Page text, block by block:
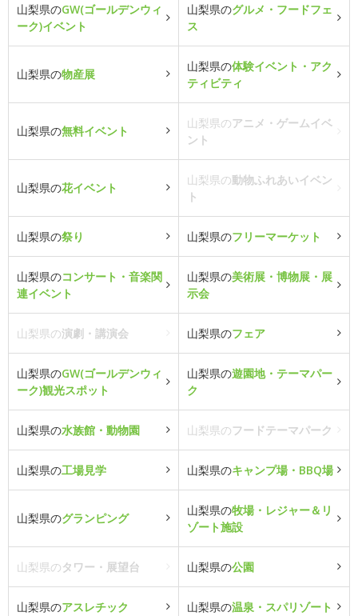
山梨県のGW(ゴールデンウィ
ーク)イベント
山梨県のグルメ・フードフェ
ス
山梨県の物産展
山梨県の体験イベント・アク
ティビティ
山梨県の無料イベント
山梨県のアニメ・ゲームイベ
ント
山梨県の花イベント
山梨県の動物ふれあいイベン
ト
山梨県の祭り 山梨県のフリーマーケット
山梨県のコンサート・音楽関
連イベント
山梨県の美術展・博物展・展
示会
山梨県の演劇・講演会 山梨県のフェア
山梨県のGW(ゴールデンウィ
ーク)観光スポット
山梨県の遊園地・テーマパー
ク
山梨県の水族館・動物園 山梨県のフードテーマパーク
山梨県の工場見学 山梨県のキャンプ場・BBQ場
山梨県のグランピング
山梨県の牧場・レジャー＆リ
ゾート施設
山梨県のタワー・展望台 山梨県の公園
山梨県のアスレチック 山梨県の温泉・スパリゾート